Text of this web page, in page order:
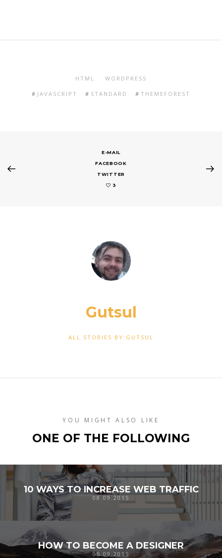
HTML WORDPRESS
JAVASCRIPT STANDARD THEMEFOREST
E-MAIL
FACEBOOK
TWITTER
3
Gutsul
ALL STORIES BY:GUTSUL
YOU MIGHT ALSO LIKE
ONE OF THE FOLLOWING
10 WAYS TO INCREASE WEB TRAFFIC
08.09.2015
HOW TO BECOME A DESIGNER
05.09.2015